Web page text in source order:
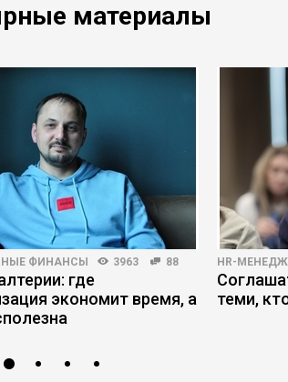
материалы
ФИНАНСЫ 3963 88
где
экономит время, а
HR-
теми,